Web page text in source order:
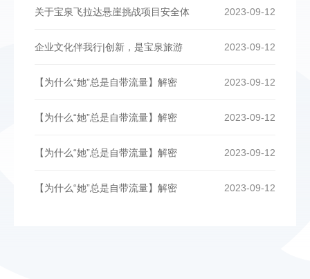
2023-09-12
关于宝泉飞拉达悬崖挑战项目安全体
2023-09-12
企业文化伴我行|创新，是宝泉旅游
2023-09-12
【为什么“她”总是自带流量】解密
2023-09-12
【为什么“她”总是自带流量】解密
2023-09-12
【为什么“她”总是自带流量】解密
2023-09-12
【为什么“她”总是自带流量】解密